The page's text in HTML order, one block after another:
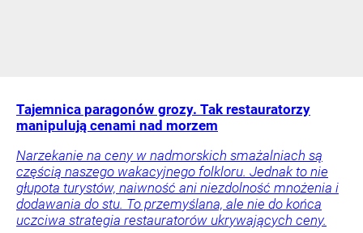
Tajemnica paragonów grozy. Tak restauratorzy
manipulują cenami nad morzem
Narzekanie na ceny w nadmorskich smażalniach są
częścią naszego wakacyjnego folkloru. Jednak to nie
głupota turystów, naiwność ani niezdolność mnożenia i
dodawania do stu. To przemyślana, ale nie do końca
uczciwa strategia restauratorów ukrywających ceny.